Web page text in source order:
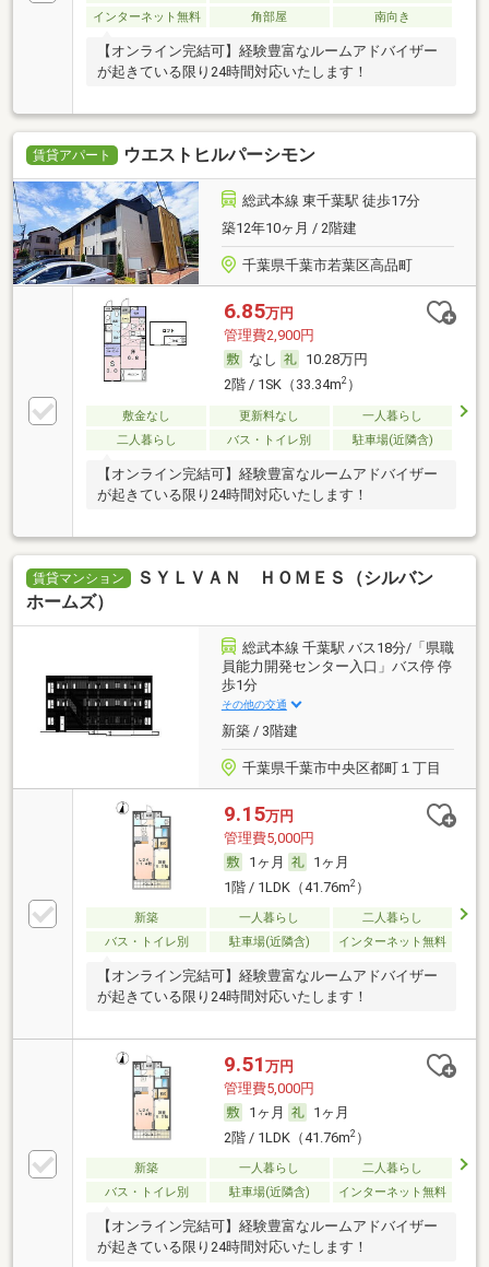
インターネット無料
角部屋 南向き
【オンライン完結可】経験豊富なルームアドバイザー
が起きている限り24時間対応いたします！
賃貸アパート ウエストヒルパーシモン
総武本線 東千葉駅 徒歩17分
築12年10ヶ月 / 2階建
千葉県千葉市若葉区高品町
6.85万円
管理費2,900円
なし
10.28万円
2階 / 1SK（33.34m2）
敷金なし 更新料なし
一人暮らし
二人暮らし
バス・トイレ別 駐車場(近隣含)
【オンライン完結可】経験豊富なルームアドバイザー
が起きている限り24時間対応いたします！
賃貸マンション
ＳＹＬＶＡＮ ＨＯＭＥＳ（シルバン
ホームズ）
総武本線 千葉駅 バス18分/「県職
員能力開発センター入口」バス停 停
歩1分
その他の交通
新築 / 3階建
千葉県千葉市中央区都町１丁目
9.15万円
管理費5,000円
1ヶ月
1ヶ月
1階 / 1LDK（41.76m2）
新築 一人暮らし
二人暮らし
バス・トイレ別
駐車場(近隣含) インターネット無料
【オンライン完結可】経験豊富なルームアドバイザー
が起きている限り24時間対応いたします！
9.51 万円
管理費5,000円
1ヶ月
1ヶ月
2階 / 1LDK（41.76m2）
新築 一人暮らし
二人暮らし
バス・トイレ別
駐車場(近隣含) インターネット無料
【オンライン完結可】経験豊富なルームアドバイザー
が起きている限り24時間対応いたします！